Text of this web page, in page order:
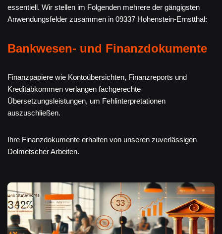
essentiell. Wir stellen im Folgenden mehrere der gängigsten
Anwendungsfelder zusammen in 09337 Hohenstein-Ernstthal:
Bankwesen- und Finanzdokumente
Finanzpapiere wie Kontoübersichten, Finanzreports und
Kreditabkommen verlangen fachgerechte
Übersetzungsleistungen, um Fehlinterpretationen
auszuschließen.
Ihre Finanzdokumente erhalten von unseren zuverlässigen
Dolmetscher Arbeiten.